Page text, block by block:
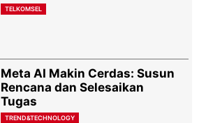
TELKOMSEL
Meta AI Makin Cerdas: Susun
Rencana dan Selesaikan
Tugas
TREND&TECHNOLOGY